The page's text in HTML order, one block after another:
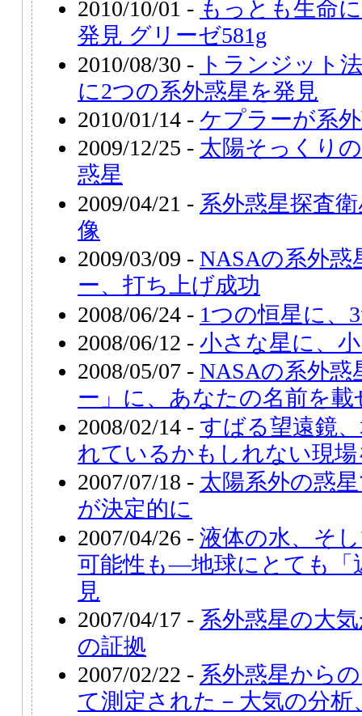
2010/10/01 - もっとも生命
発見 グリーゼ581g
2010/08/30 - トランジット
に2つの系外惑星を発見
2010/01/14 - ケプラーが系
2009/12/25 - 太陽そっくり
惑星
2009/04/21 - 系外惑星探査
像
2009/03/09 - NASAの系外惑
ー、打ち上げ成功
2008/06/24 - 1つの恒星に、
2008/06/12 - 小さな星に、
2008/05/07 - NASAの系外惑
ー」に、あなたの名前を載
2008/02/14 - すばる望遠鏡
れているかもしれない現
2007/07/18 - 太陽系外の惑
が決定的に
2007/04/26 - 液体の水、そ
可能性も―地球にとても「
見
2007/04/17 - 系外惑星の大
の証拠
2007/02/22 - 系外惑星から
て測定された－大気の分析